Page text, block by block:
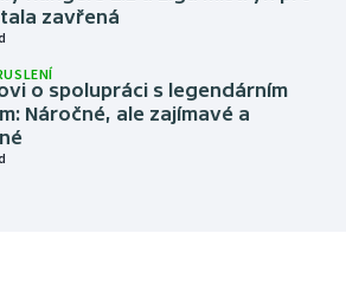
zavřená
o spolupráci s legendárním
Náročné, ale zajímavé a